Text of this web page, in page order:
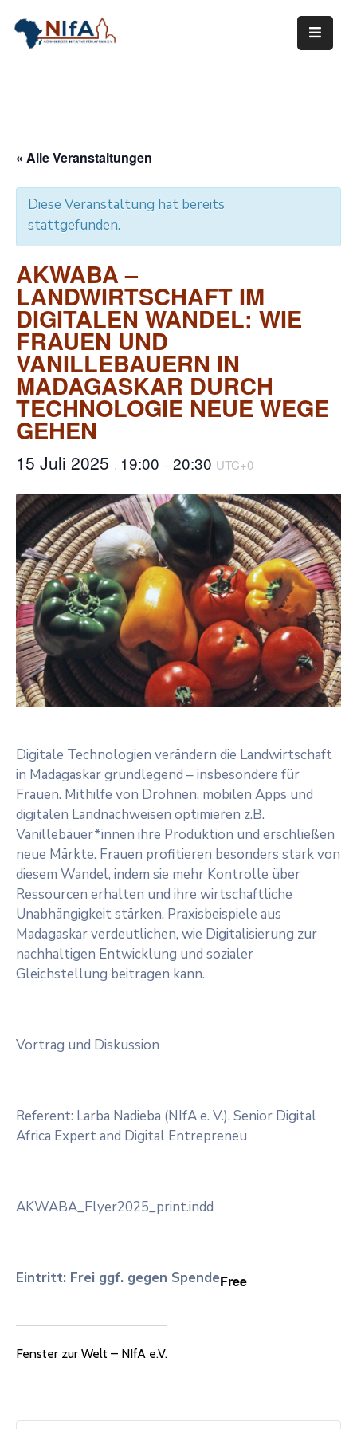
Termine
Mediathek
Kontakt
« Alle Veranstaltungen
Diese Veranstaltung hat bereits
stattgefunden.
AKWABA –
LANDWIRTSCHAFT IM
DIGITALEN WANDEL: WIE
FRAUEN UND
VANILLEBAUERN IN
MADAGASKAR DURCH
TECHNOLOGIE NEUE WEGE
GEHEN
15 Juli 2025 . 19:00 –20:30 UTC+0
Digitale Technologien verändern die Landwirtschaft
in Madagaskar grundlegend – insbesondere für
Frauen. Mithilfe von Drohnen, mobilen Apps und
digitalen Landnachweisen optimieren z.B.
Vanillebäuer*innen ihre Produktion und erschließen
neue Märkte. Frauen profitieren besonders stark von
diesem Wandel, indem sie mehr Kontrolle über
Ressourcen erhalten und ihre wirtschaftliche
Unabhängigkeit stärken. Praxisbeispiele aus
Madagaskar verdeutlichen, wie Digitalisierung zur
nachhaltigen Entwicklung und sozialer
Gleichstellung beitragen kann.
Vortrag und Diskussion
Referent: Larba Nadieba (NIfA e. V.), Senior Digital
Africa Expert and Digital Entrepreneu
AKWABA_Flyer2025_print.indd
Eintritt: Frei ggf. gegen SpendeFree
Fenster zur Welt – NIfA e.V.